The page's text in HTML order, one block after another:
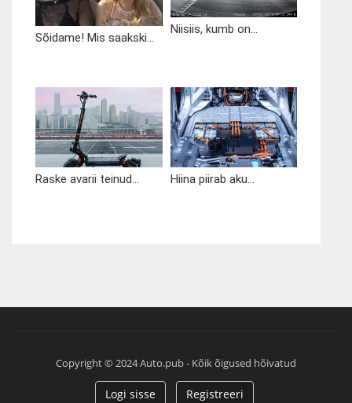
Sõidame! Mis saakski...
Niisiis, kumb on...
Raske avarii teinud... Hiina piirab aku...
Copyright © 2024 Auto.pub - Kõik õigused hõivatud
Logi sisse Registreeri